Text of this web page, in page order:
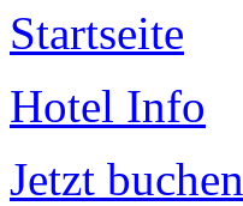
Startseite
Hotel Info
Jetzt buchen